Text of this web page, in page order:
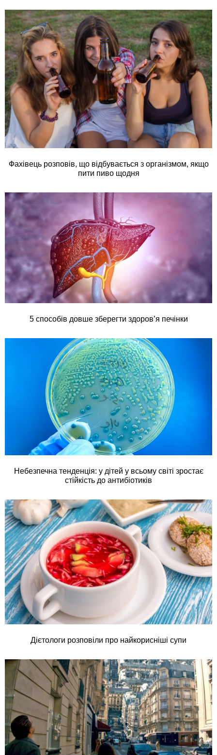
Фахівець розповів, що відбувається з організмом, якщо
пити пиво щодня
5 способів довше зберегти здоров’я печінки
Небезпечна тенденція: у дітей у всьому світі зростає
стійкість до антибіотиків
Дієтологи розповіли про найкорисніші супи